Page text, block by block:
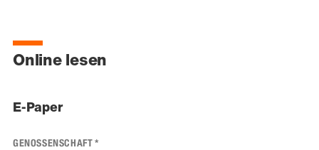
Online lesen
E-Paper
GENOSSENSCHAFT*